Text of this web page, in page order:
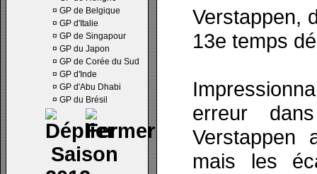
¤ GP de Belgique
¤ GP d'Italie
¤ GP de Singapour
¤ GP du Japon
¤ GP de Corée du Sud
¤ GP d'Inde
¤ GP d'Abu Dhabi
¤ GP du Brésil
Saison
Verstappen,
13e temps
erreur
Verstappen
mais les